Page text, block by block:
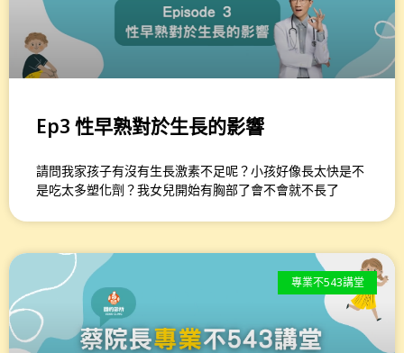
Ep3 性早熟對於生長的影響
請問我家孩子有沒有生長激素不足呢？小孩好像長太快是不
是吃太多塑化劑？我女兒開始有胸部了會不會就不長了
專業不543講堂